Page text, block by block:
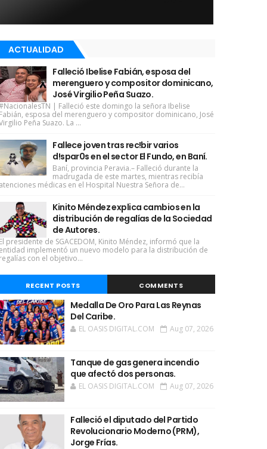
ACTUALIDAD
Falleció Ibelise Fabián, esposa del
merenguero y compositor dominicano,
José Virgilio Peña Suazo.
| Falleció este domingo la señora Ibelise
esposa del merenguero y compositor dominicano, José
Peña Suazo. La ...
Fallece joven tras rec!bir varios
d!spar0s en el sector El Fundo, en Baní.
Baní, provincia Peravia.– Falleció durante la
madrugada de este martes, mientras recibía
médicas en el Hospital Nuestra Señora de...
Kinito Méndez explica cambios en la
distribución de regalías de la Sociedad
de Autores.
presidente de SGACEDOM, Kinito Méndez, informó que la
implementó un nuevo modelo para la distribución de
con el objetivo...
RECENT POSTS COMMENTS
Medalla De Oro Para Las Reynas
Del Caribe.
EL OASIS DIGITAL.COM Aug 07, 2026
Tanque de gas genera incendio
que afectó dos personas.
EL OASIS DIGITAL.COM Aug 07, 2026
Falleció el diputado del Partido
Revolucionario Moderno (PRM),
Jorge Frías.